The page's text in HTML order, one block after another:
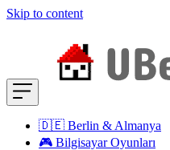
Skip to content
🇩🇪 Berlin & Almanya
🎮 Bilgisayar Oyunları